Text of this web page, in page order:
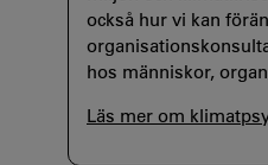
också hur vi kan
hos människor,
Läs mer om